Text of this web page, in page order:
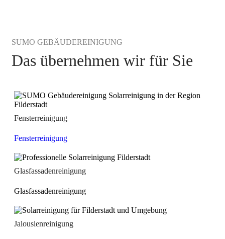
SUMO GEBÄUDEREINIGUNG
Das übernehmen wir für Sie
Fensterreinigung
Fensterreinigung
Glasfassadenreinigung
Glasfassadenreinigung
Jalousienreinigung